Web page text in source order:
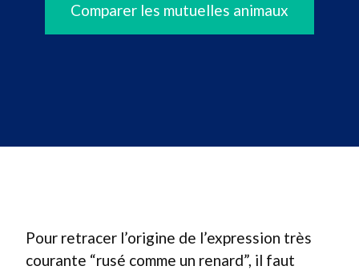
Comparer les mutuelles animaux
Pour retracer l’origine de l’expression très
courante “rusé comme un renard”, il faut